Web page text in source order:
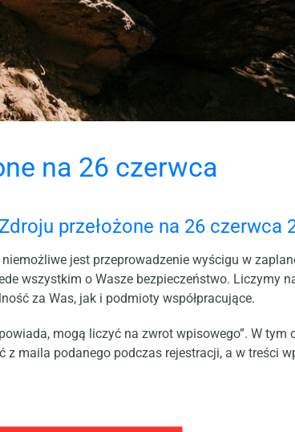
na 26 czerwca
przełożone na 26 czerwca
jest przeprowadzenie wyścigu w
wszystkim o Wasze bezpieczeństwo. Liczymy
za Was, jak i podmioty współpracujące.
mogą liczyć na zwrot wpisowego”. W tym
z maila podanego podczas rejestracji, a w treści